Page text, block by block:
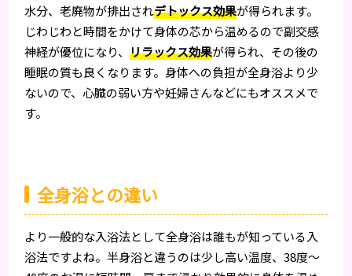
水分、老廃物が排出されデトックス効果が得られます。
じわじわと時間をかけて身体の芯から温めるので副交感
神経が優位になり、リラックス効果が得られ、その後の
睡眠の質も良くなります。身体への負担が全身浴より少
ないので、心臓の弱い方や妊婦さんなどにもオススメで
す。
全身浴との違い
より一般的な入浴法として全身浴は誰もが知っている入
浴法ですよね。半身浴と違うのは少し高い温度、38度〜